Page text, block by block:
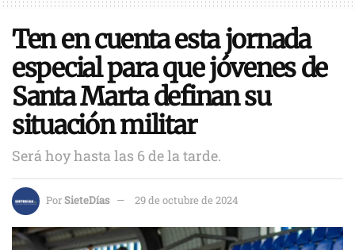
Ten en cuenta esta jornada
especial para que jóvenes de
Santa Marta definan su
situación militar
Será hoy hasta las 6 de la tarde.
PorSieteDías 29 de octubre de 2024